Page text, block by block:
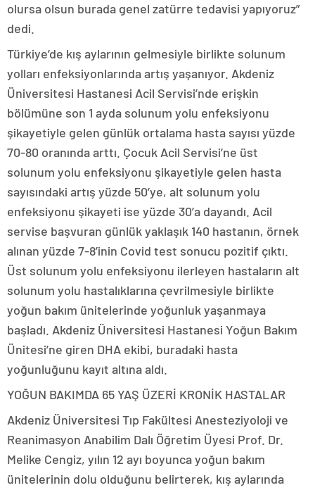
olursa olsun burada genel zatürre tedavisi yapıyoruz”
dedi.
Türkiye’de kış aylarının gelmesiyle birlikte solunum
yolları enfeksiyonlarında artış yaşanıyor. Akdeniz
Üniversitesi Hastanesi Acil Servisi’nde erişkin
bölümüne son 1 ayda solunum yolu enfeksiyonu
şikayetiyle gelen günlük ortalama hasta sayısı yüzde
70-80 oranında arttı. Çocuk Acil Servisi’ne üst
solunum yolu enfeksiyonu şikayetiyle gelen hasta
sayısındaki artış yüzde 50’ye, alt solunum yolu
enfeksiyonu şikayeti ise yüzde 30’a dayandı. Acil
servise başvuran günlük yaklaşık 140 hastanın, örnek
alınan yüzde 7-8’inin Covid test sonucu pozitif çıktı.
Üst solunum yolu enfeksiyonu ilerleyen hastaların alt
solunum yolu hastalıklarına çevrilmesiyle birlikte
yoğun bakım ünitelerinde yoğunluk yaşanmaya
başladı. Akdeniz Üniversitesi Hastanesi Yoğun Bakım
Ünitesi’ne giren DHA ekibi, buradaki hasta
yoğunluğunu kayıt altına aldı.
YOĞUN BAKIMDA 65 YAŞ ÜZERİ KRONİK HASTALAR
Akdeniz Üniversitesi Tıp Fakültesi Anesteziyoloji ve
Reanimasyon Anabilim Dalı Öğretim Üyesi Prof. Dr.
Melike Cengiz, yılın 12 ayı boyunca yoğun bakım
ünitelerinin dolu olduğunu belirterek, kış aylarında